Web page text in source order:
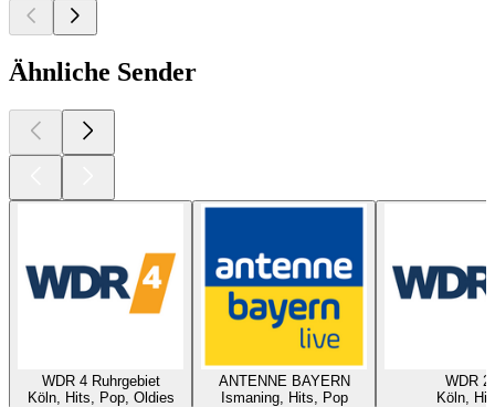
Ähnliche Sender
WDR 4 Ruhrgebiet
Köln, Hits, Pop, Oldies
ANTENNE BAYERN
Ismaning, Hits, Pop
WDR 2
Köln,